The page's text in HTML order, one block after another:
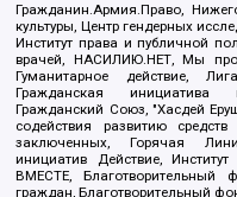
Гражданин.Армия.Право,
культуры, Центр гендерных
Институт права и публичной
врачей, НАСИЛИЮ.НЕТ, Мы
Гуманитарное действие,
Гражданская инициатива
Гражданский Союз, "Хасдей
содействия развитию
заключенных, Горячая
инициатив Действие,
ВМЕСТЕ,
граждан, Благотворительный